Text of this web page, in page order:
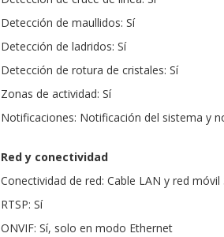
Detección de maullidos: Sí
Detección de ladridos: Sí
Detección de rotura de cristales: Sí
Zonas de actividad: Sí
Notificaciones: Notificación del sistema y
Red y conectividad
Conectividad de red: Cable LAN y red móvil
RTSP: Sí
ONVIF: Sí, solo en modo Ethernet